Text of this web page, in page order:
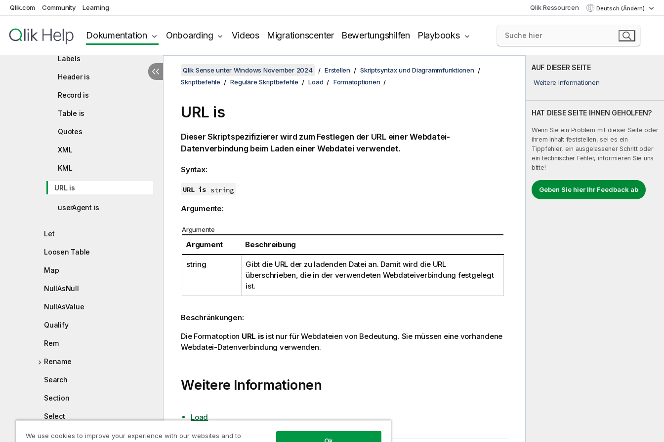
Qlik.com Community Learning Qlik Ressourcen Deutsch (Ändern)
Dokumentation Onboarding Videos Migrationscenter Bewertungshilfen Playbooks
Tabellenformat
No eof
Labels
Header is
Record is
Table is
Quotes
XML
KML
URL is
userAgent is
Let
Loosen Table
Map
NullAsNull
NullAsValue
Qualify
Rem
Rename
Search
Section
Select
Set
AUF DIESER SEITE
Weitere Informationen
HAT DIESE SEITE IHNEN GEHOLFEN?
Wenn Sie ein Problem mit dieser Seite oder
ihrem Inhalt feststellen, sei es ein
Tippfehler, ein ausgelassener Schritt oder
ein technischer Fehler, informieren Sie uns
bitte!
Geben Sie hier Ihr Feedback ab
Qlik Sense unter Windows November 2024 Erstellen
Skriptsyntax und Diagrammfunktionen
Skriptbefehle
Reguläre Skriptbefehle Load Formatoptionen
URL is
Dieser Skriptspezifizierer wird zum Festlegen der URL einer Webdatei-
Datenverbindung beim Laden einer Webdatei verwendet.
Syntax:
URL is string
Argumente:
Argumente
Argument Beschreibung
string
Gibt die URL der zu ladenden Datei an. Damit wird die URL
überschrieben, die in der verwendeten Webdateiverbindung festgelegt
ist.
Beschränkungen:
Die Formatoption URL is ist nur für Webdateien von Bedeutung. Sie müssen eine vorhandene
Webdatei-Datenverbindung verwenden.
Weitere Informationen
Load
We use cookies to improve your experience with our websites and to